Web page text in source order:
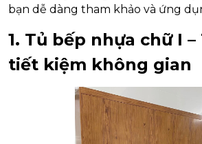
bạn dễ dàng tham khảo và ứng
1. Tủ bếp nhựa chữ I
tiết kiệm không gian